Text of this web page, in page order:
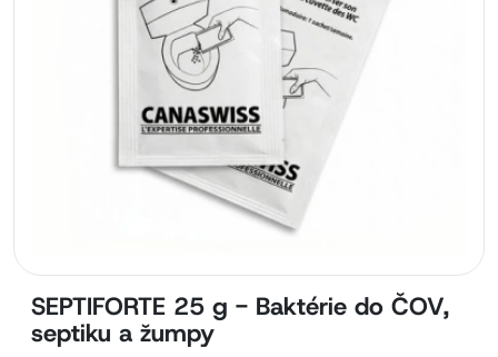
SEPTIFORTE 25 g - Baktérie do ČOV,
septiku a žumpy